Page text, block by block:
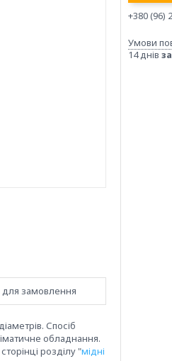
для замовлення
Спосіб
обладнання.
розділу "мідні
+380 (96)
14 днів